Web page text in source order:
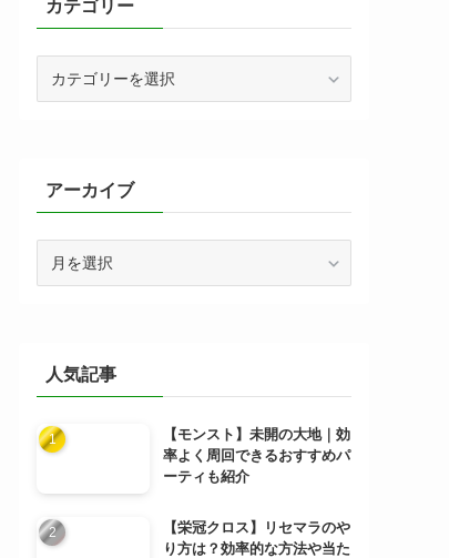
カテゴリー
アーカイブ
人気記事
【モンスト】未開の大地｜効
率よく周回できるおすすめパ
ーティも紹介
【栄冠クロス】リセマラのや
り方は？効率的な方法や当た